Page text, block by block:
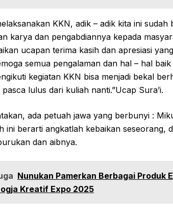
KKN, adik – adik kita ini
karya dan pengabdiannya kepada
ucapan terima kasih dan apresiasi
semua pengalaman dan hal – hal
kegiatan KKN bisa menjadi bekal
lulus dari kuliah nanti.”Ucap Sura’i.
ada petuah jawa yang berbunyi :
ini berarti angkatlah kebaikan seseorang,
dan aibnya.
Nunukan Pamerkan Berbagai Produk
Kreatif Expo 2025